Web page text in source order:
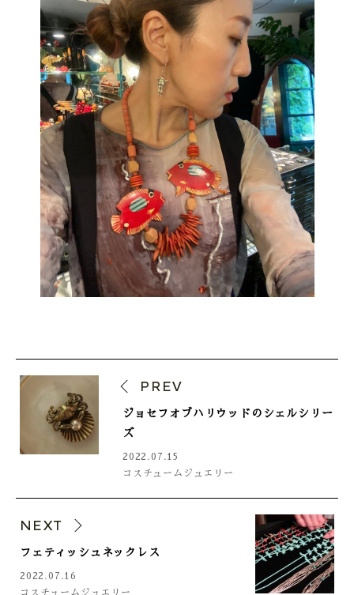
PREV
ジョセフオブハリウッドのシェルシリー
ズ
2022.07.15
コスチュームジュエリー
NEXT
フェティッシュネックレス
2022.07.16
コスチュームジュエリー